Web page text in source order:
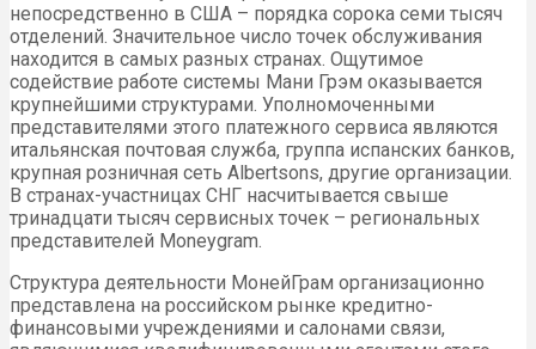
непосредственно в США – порядка сорока семи тысяч
отделений. Значительное число точек обслуживания
находится в самых разных странах. Ощутимое
содействие работе системы Мани Грэм оказывается
крупнейшими структурами. Уполномоченными
представителями этого платежного сервиса являются
итальянская почтовая служба, группа испанских банков,
крупная розничная сеть Albertsons, другие организации.
В странах-участницах СНГ насчитывается свыше
тринадцати тысяч сервисных точек – региональных
представителей Moneygram.
Структура деятельности МонейГрам организационно
представлена на российском рынке кредитно-
финансовыми учреждениями и салонами связи,